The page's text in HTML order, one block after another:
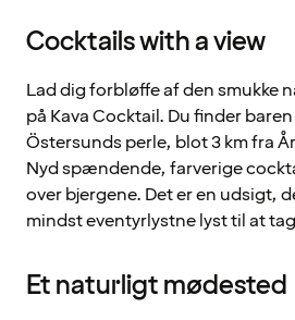
Cocktails with a view
Lad dig forbløffe af den smukke
på Kava Cocktail. Du finder
Östersunds perle, blot 3 km fra
Nyd spændende, farverige
over bjergene. Det er en udsigt,
mindst eventyrlystne lyst til at
Et naturligt mødested